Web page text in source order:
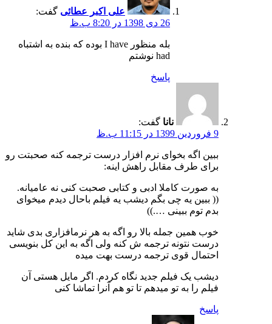
علی اکبر عطائی گفت:
26 دی 1398 در 8:20 ب.ظ
بله منظور I have بوده که بنده به اشتباه
had نوشتم
پاسخ
نانا گفت:
9 فروردین 1399 در 11:15 ب.ظ
ببین اگه بخوای نرم افزار درست ترجمه کنه صحبتت رو
برای طرف مقابل راهش اینه:
به صورت کاملا ادبی و کتابی صحبت کنی نه عامیانه.
(( ببین یه چی بگم دیشب یه فیلم باحال دیدم میخوای
بدم توم ببینی ….))
خوب همین جمله بالا رو اگه به هر نرمافزاری بدی شاید
درست نتونه ترجمه ش کنه ولی اگه به این کل بنویسی
احتمال قوی ترجمه درست بهت میده
دیشب یک فیلم جدید نگاه کردم. اگر مایل هستی آن
فیلم را به تو میدهم تا تو هم آنرا تماشا کنی
پاسخ